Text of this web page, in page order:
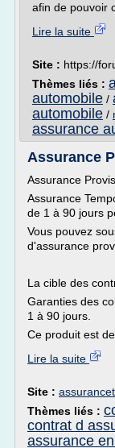
afin de pouvoir
Lire la suite
Site : https://
Thèmes liés :
automobile /
automobile /
assurance
Assurance
Assurance
Assurance
de 1 à 90 jours
Vous pouvez
d'assurance
La cible des
Garanties des
1 à 90 jours.
Ce produit est
Lire la suite
Site :
Thèmes liés :
contrat d
assurance